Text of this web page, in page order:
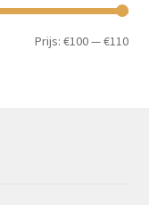
Min.
Prijs:€100—€110